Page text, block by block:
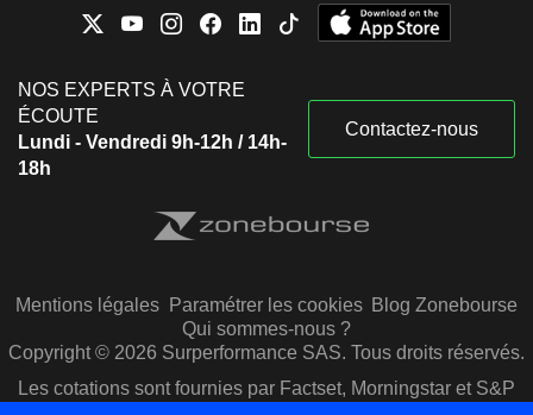
NOS EXPERTS À VOTRE
ÉCOUTE
Lundi - Vendredi 9h-12h / 14h-
18h
Contactez-nous
Mentions légales Paramétrer les cookies Blog Zonebourse
Qui sommes-nous ?
Copyright © 2026 Surperformance SAS. Tous droits réservés.
Les cotations sont fournies par Factset, Morningstar et S&P